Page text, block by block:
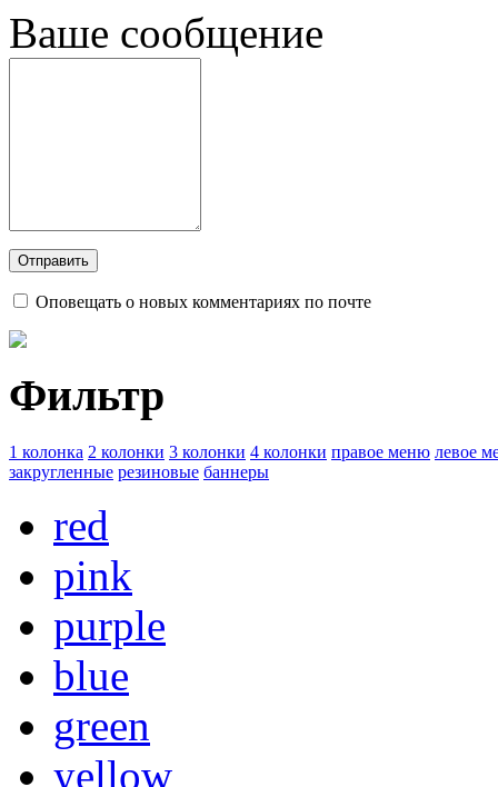
Ваше сообщение
Оповещать о новых комментариях по почте
Фильтр
1 колонка 2 колонки 3 колонки 4 колонки правое меню левое
закругленные резиновые баннеры
red
pink
purple
blue
green
yellow